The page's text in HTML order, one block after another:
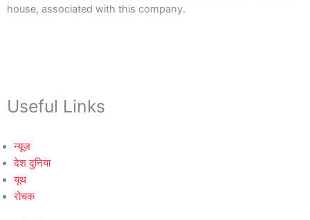
house, associated with this company.
Useful Links
न्यूज़
देश दुनिया
यूथ
रोचक